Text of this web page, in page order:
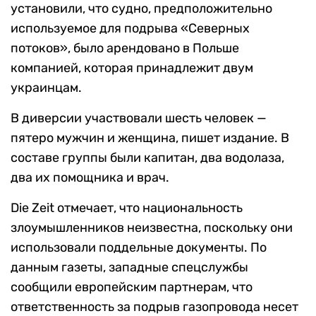
установили, что судно, предположительно
используемое для подрыва «Северных
потоков», было арендовано в Польше
компанией, которая принадлежит двум
украинцам.
В диверсии участвовали шесть человек —
пятеро мужчин и женщина, пишет издание. В
составе группы были капитан, два водолаза,
два их помощника и врач.
Die Zeit отмечает, что национальность
злоумышленников неизвестна, поскольку они
использовали поддельные документы. По
данным газеты,западные спецслужбы
сообщили европейским партнерам, что
ответственность за подрыв газопровода несет